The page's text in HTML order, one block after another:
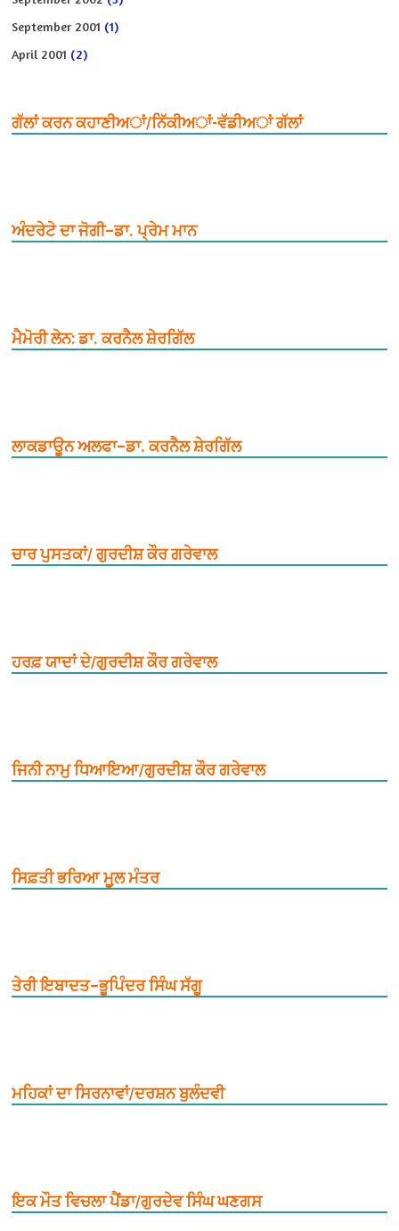
September 2001 (1)
April 2001 (2)
ਗੱਲਾਂ ਕਰਨ ਕਹਾਣੀਅਾਂ/ਨਿੱਕੀਅਾਂ-ਵੱਡੀਅਾਂ ਗੱਲਾਂ
ਅੰਦਰੇਟੇ ਦਾ ਜੋਗੀ–ਡਾ. ਪ੍ਰੇਮ ਮਾਨ
ਮੈਮੋਰੀ ਲੇਨ: ਡਾ. ਕਰਨੈਲ ਸ਼ੇਰਗਿੱਲ
ਲਾਕਡਾਊਨ ਅਲਫਾ–ਡਾ. ਕਰਨੈਲ ਸ਼ੇਰਗਿੱਲ
ਚਾਰ ਪੁਸਤਕਾਂ/ ਗੁਰਦੀਸ਼ ਕੌਰ ਗਰੇਵਾਲ
ਹਰਫ਼ ਯਾਦਾਂ ਦੇ/ਗੁਰਦੀਸ਼ ਕੌਰ ਗਰੇਵਾਲ
ਜਿਨੀ ਨਾਮੁ ਧਿਆਇਆ/ਗੁਰਦੀਸ਼ ਕੌਰ ਗਰੇਵਾਲ
ਸਿਫ਼ਤੀ ਭਰਿਆ ਮੂ਼ਲ ਮੰਤਰ
ਤੇਰੀ ਇਬਾਦਤ–ਭੂਪਿੰਦਰ ਸਿੰਘ ਸੱਗੂ
ਮਹਿਕਾਂ ਦਾ ਸਿਰਨਾਵਾਂ/ਦਰਸ਼ਨ ਬੁਲੰਦਵੀ
ਇਕ ਮੌਤ ਵਿਚਲਾ ਪੈਂਡਾ/ਗੁਰਦੇਵ ਸਿੰਘ ਘਣਗਸ